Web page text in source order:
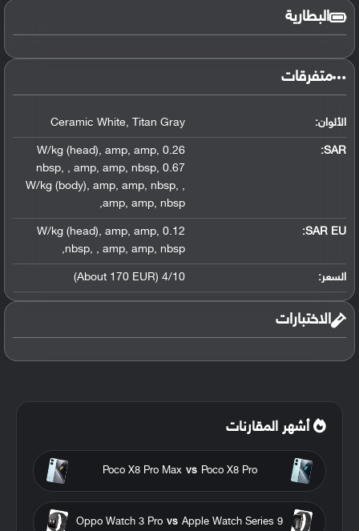
البطارية
متفرقات
الألوان: Ceramic White, Titan Gray
SAR
:
0.26 W/kg (head)
, amp, amp,
nbsp, , amp, amp, nbsp, 0.67
W/kg (body), amp, amp, nbsp, ,
amp, amp, nbsp
,
SAR EU:
0.12 W/kg (head)
, amp, amp,
nbsp, , amp, amp, nbsp
,
السعر: 4/10 (About 170 EUR)
الاختبارات
أشهر المقارنات
Poco X8 Pro
vs
Poco X8 Pro Max
Apple Watch Series 9
vs
Oppo Watch 3 Pro